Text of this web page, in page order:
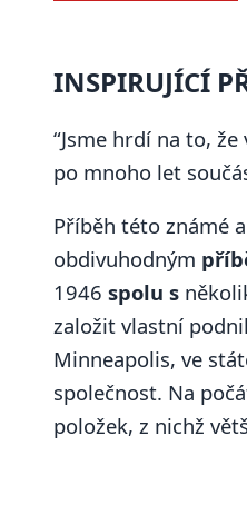
INSPIRUJÍCÍ
“Jsme hrdí na to,
po mnoho let
Příběh této známé
obdivuhodným
1946 spolu s
založit vlastní
Minneapolis, ve
společnost. Na
položek, z nichž